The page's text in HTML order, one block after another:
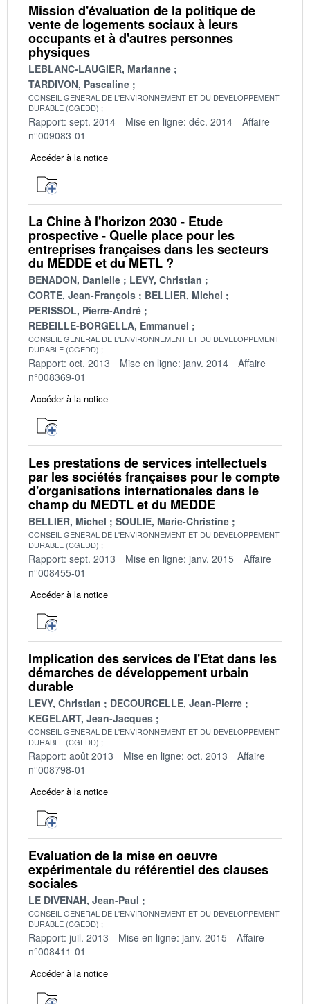
Mission d'évaluation de la politique de
vente de logements sociaux à leurs
occupants et à d'autres personnes
physiques
LEBLANC-LAUGIER, Marianne
TARDIVON, Pascaline
CONSEIL GENERAL DE L'ENVIRONNEMENT ET DU DEVELOPPEMENT
DURABLE (CGEDD)
Rapport: sept. 2014 Mise en ligne: déc. 2014
Affaire
n°009083-01
Accéder à la notice
La Chine à l'horizon 2030 - Etude
prospective - Quelle place pour les
entreprises françaises dans les secteurs
du MEDDE et du METL ?
BENADON, Danielle
LEVY, Christian
CORTE, Jean-François
BELLIER, Michel
PERISSOL, Pierre-André
REBEILLE-BORGELLA, Emmanuel
CONSEIL GENERAL DE L'ENVIRONNEMENT ET DU DEVELOPPEMENT
DURABLE (CGEDD)
Rapport: oct. 2013 Mise en ligne: janv. 2014
Affaire
n°008369-01
Accéder à la notice
Les prestations de services intellectuels
par les sociétés françaises pour le compte
d'organisations internationales dans le
champ du MEDTL et du MEDDE
BELLIER, Michel SOULIE, Marie-Christine
CONSEIL GENERAL DE L'ENVIRONNEMENT ET DU DEVELOPPEMENT
DURABLE (CGEDD)
Rapport: sept. 2013 Mise en ligne: janv. 2015
Affaire
n°008455-01
Accéder à la notice
Implication des services de l'Etat dans les
démarches de développement urbain
durable
LEVY, Christian
DECOURCELLE, Jean-Pierre
KEGELART, Jean-Jacques
CONSEIL GENERAL DE L'ENVIRONNEMENT ET DU DEVELOPPEMENT
DURABLE (CGEDD)
Rapport: août 2013 Mise en ligne: oct. 2013
Affaire
n°008798-01
Accéder à la notice
Evaluation de la mise en oeuvre
expérimentale du référentiel des clauses
sociales
LE DIVENAH, Jean-Paul
CONSEIL GENERAL DE L'ENVIRONNEMENT ET DU DEVELOPPEMENT
DURABLE (CGEDD)
Rapport: juil. 2013 Mise en ligne: janv. 2015
Affaire
n°008411-01
Accéder à la notice